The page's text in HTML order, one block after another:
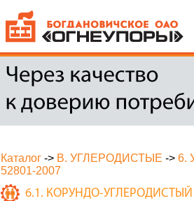
Каталог -> В. УГЛЕРОДИСТЫЕ -> 6.
52801-2007
6.1. КОРУНДО-